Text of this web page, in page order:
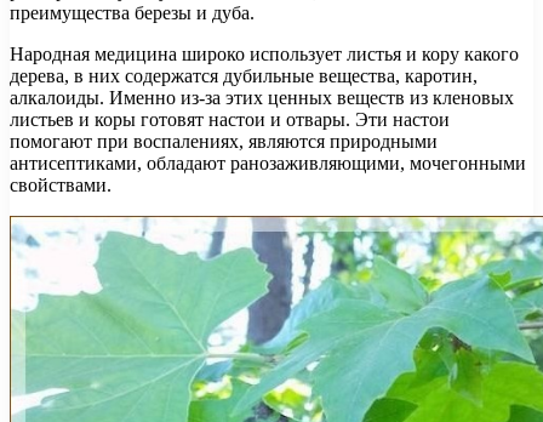
преимущества березы и дуба.
Народная медицина широко использует листья и кору какого
дерева, в них содержатся дубильные вещества, каротин,
алкалоиды. Именно из-за этих ценных веществ из кленовых
листьев и коры готовят настои и отвары. Эти настои
помогают при воспалениях, являются природными
антисептиками, обладают ранозаживляющими, мочегонными
свойствами.